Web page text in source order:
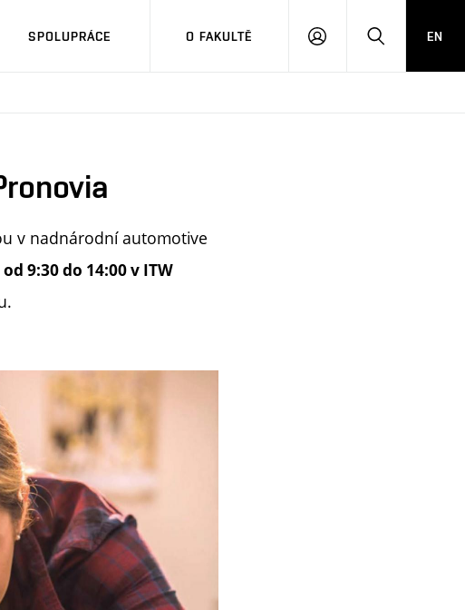
SPOLUPRÁCE O FAKULTĚ
PŘIHLÁSITHLEDAT
EN
v nadnárodní automotive
9:30 do 14:00 v ITW